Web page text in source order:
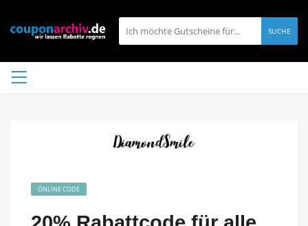
SUCHE
ONLINE CODE